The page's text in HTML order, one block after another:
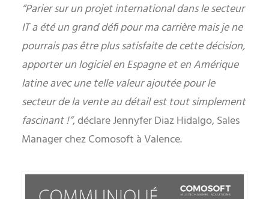
“Parier sur un projet international dans le secteur
IT a été un grand défi pour ma carrière mais je ne
pourrais pas être plus satisfaite de cette décision,
apporter un logiciel en Espagne et en Amérique
latine avec une telle valeur ajoutée pour le
secteur de la vente au détail est tout simplement
fascinant !”, déclare Jennyfer Diaz Hidalgo, Sales
Manager chez Comosoft à Valence.